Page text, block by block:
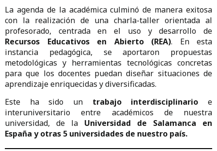
La agenda de la académica culminó de manera exitosa
con la realización de una charla-taller orientada al
profesorado, centrada en el uso y desarrollo de
Recursos Educativos en Abierto (REA). En esta
instancia pedagógica, se aportaron propuestas
metodológicas y herramientas tecnológicas concretas
para que los docentes puedan diseñar situaciones de
aprendizaje enriquecidas y diversificadas.
Este ha sido un trabajo interdisciplinario e
interuniversitario entre académicos de nuestra
universidad, de la Universidad de Salamanca en
España y otras 5 universidades de nuestro país.